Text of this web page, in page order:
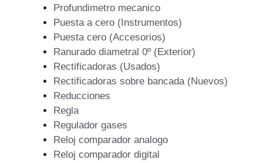
Profundimetro mecanico
Puesta a cero (Instrumentos)
Puesta cero (Accesorios)
Ranurado diametral 0º (Exterior)
Rectificadoras (Usados)
Rectificadoras sobre bancada (Nuevos)
Reducciones
Regla
Regulador gases
Reloj comparador analogo
Reloj comparador digital